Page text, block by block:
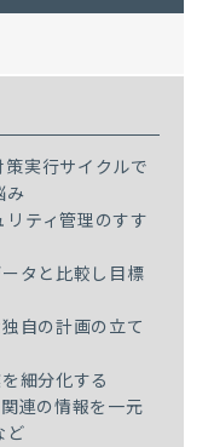
策実行サイクルで
み
リティ管理のすす
タと比較し目標
自の計画の立て
細分化する
連の情報を一元
ど